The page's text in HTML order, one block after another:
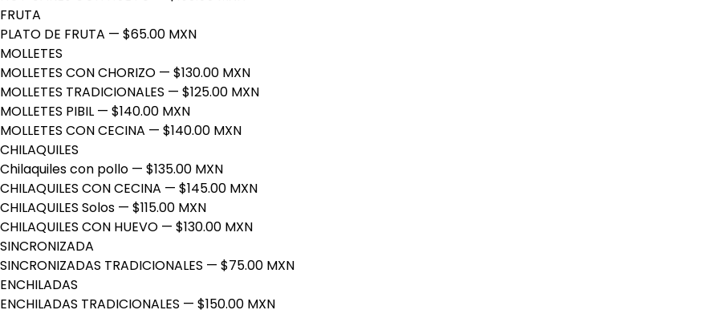
FRUTA
PLATO DE FRUTA — $65.00 MXN
MOLLETES
MOLLETES CON CHORIZO — $130.00 MXN
MOLLETES TRADICIONALES — $125.00 MXN
MOLLETES PIBIL — $140.00 MXN
MOLLETES CON CECINA — $140.00 MXN
CHILAQUILES
Chilaquiles con pollo — $135.00 MXN
CHILAQUILES CON CECINA — $145.00 MXN
CHILAQUILES Solos — $115.00 MXN
CHILAQUILES CON HUEVO — $130.00 MXN
SINCRONIZADA
SINCRONIZADAS TRADICIONALES — $75.00 MXN
ENCHILADAS
ENCHILADAS TRADICIONALES — $150.00 MXN